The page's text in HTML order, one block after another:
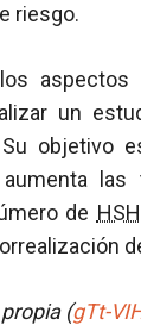
riesgo.
un
objetivo
aumenta
de HSH
(gTt-